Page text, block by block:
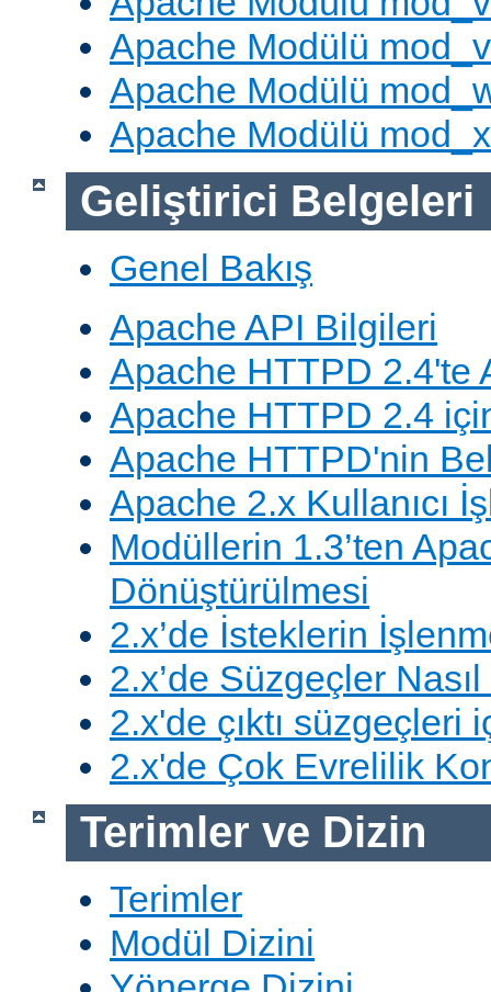
Apache Modülü
Apache Modülü
Apache Modülü
Geliştirici Belgeleri
Genel Bakış
Apache API Bilgileri
Apache HTTPD 2.4'te
Apache HTTPD 2.4
Apache HTTPD'nin
Apache 2.x Kullanıcı
Modüllerin 1.3’ten
Dönüştürülmesi
2.x’de İsteklerin
2.x’de Süzgeçler Nasıl
2.x'de çıktı süzgeçleri
2.x'de Çok Evrelilik
Terimler ve Dizin
Terimler
Modül Dizini